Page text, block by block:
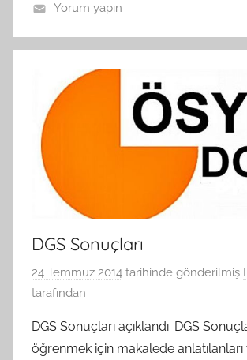
Yorum yapın
DGS Sonuçları
24 Temmuz 2014 tarihinde gönderilmiş
tarafından
DGS Sonuçları açıklandı. DGS
öğrenmek için makalede anlatılanları